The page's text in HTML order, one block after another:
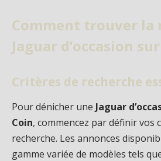
Comment trouver la
Jaguar d’occasion
Critères de recherche
Pour dénicher une Jaguar
Coin, commencez par définir vos
recherche. Les annonces
gamme variée de modèles tels